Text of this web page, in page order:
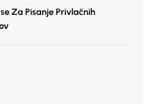
Za Pisanje Privlačnih